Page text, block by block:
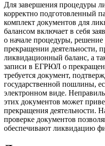
Для завершения процедуры
корректно подготовленный
комплект документов для
балансом включает в себя
о начале процедуры,
прекращении деятельности,
ликвидационный баланс, а
записи в ЕГРЮЛ о
требуется документ,
государственной пошлины,
электронном виде.
этих документов может
прекращения деятельности.
проверке документов
обеспечивают ликвидацию